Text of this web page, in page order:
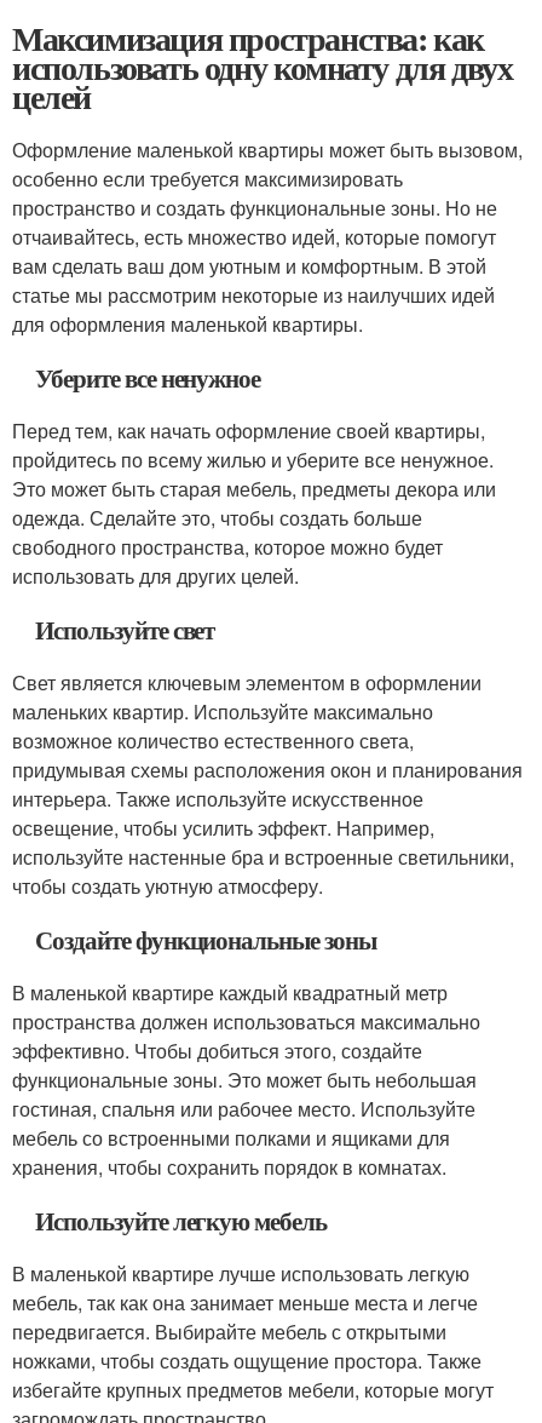
Максимизация пространства: как
использовать одну комнату для двух
целей
Оформление маленькой квартиры может быть вызовом,
особенно если требуется максимизировать
пространство и создать функциональные зоны. Но не
отчаивайтесь, есть множество идей, которые помогут
вам сделать ваш дом уютным и комфортным. В этой
статье мы рассмотрим некоторые из наилучших идей
для оформления маленькой квартиры.
Уберите все ненужное
Перед тем, как начать оформление своей квартиры,
пройдитесь по всему жилью и уберите все ненужное.
Это может быть старая мебель, предметы декора или
одежда. Сделайте это, чтобы создать больше
свободного пространства, которое можно будет
использовать для других целей.
Используйте свет
Свет является ключевым элементом в оформлении
маленьких квартир. Используйте максимально
возможное количество естественного света,
придумывая схемы расположения окон и планирования
интерьера. Также используйте искусственное
освещение, чтобы усилить эффект. Например,
используйте настенные бра и встроенные светильники,
чтобы создать уютную атмосферу.
Создайте функциональные зоны
В маленькой квартире каждый квадратный метр
пространства должен использоваться максимально
эффективно. Чтобы добиться этого, создайте
функциональные зоны. Это может быть небольшая
гостиная, спальня или рабочее место. Используйте
мебель со встроенными полками и ящиками для
хранения, чтобы сохранить порядок в комнатах.
Используйте легкую мебель
В маленькой квартире лучше использовать легкую
мебель, так как она занимает меньше места и легче
передвигается. Выбирайте мебель с открытыми
ножками, чтобы создать ощущение простора. Также
избегайте крупных предметов мебели, которые могут